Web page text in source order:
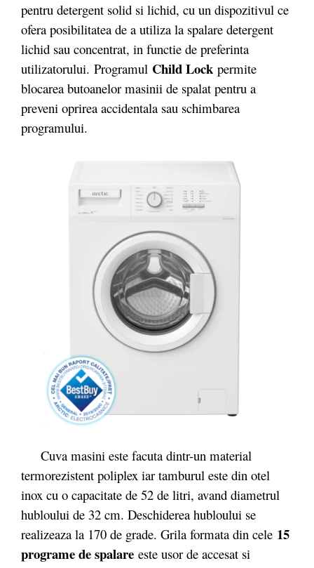
pentru detergent solid si lichid, cu un dispozitivul ce
ofera posibilitatea de a utiliza la spalare detergent
lichid sau concentrat, in functie de preferinta
utilizatorului. Programul Child Lock permite
blocarea butoanelor masinii de spalat pentru a
preveni oprirea accidentala sau schimbarea
programului.
Cuva masini este facuta dintr-un material
termorezistent poliplex iar tamburul este din otel
inox cu o capacitate de 52 de litri, avand diametrul
hubloului de 32 cm. Deschiderea hubloului se
realizeaza la 170 de grade. Grila formata din cele 15
programe de spalare este usor de accesat si